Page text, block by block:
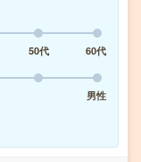
50代
60代
男性